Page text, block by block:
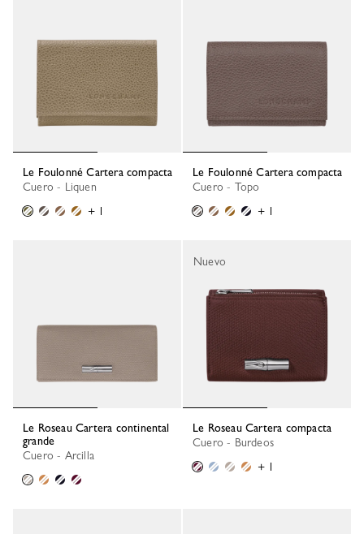
Le Foulonné Cartera compacta
Cuero - Liquen
+ 1
Le Foulonné Cartera compacta
Cuero - Topo
+ 1
Le Roseau Cartera continental
grande
Cuero - Arcilla
Le Roseau Cartera compacta
Cuero - Burdeos
+ 1
Nuevo